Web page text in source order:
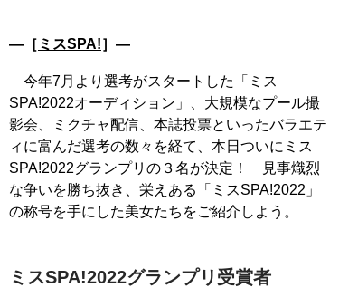
―［ ミスSPA!］―
今年7月より選考がスタートした「ミス
SPA!2022オーディション」、大規模なプール撮
影会、ミクチャ配信、本誌投票といったバラエテ
ィに富んだ選考の数々を経て、本日ついにミス
SPA!2022グランプリの３名が決定！ 見事熾烈
な争いを勝ち抜き、栄えある「ミスSPA!2022」
の称号を手にした美女たちをご紹介しよう。
ミスSPA!2022グランプリ受賞者